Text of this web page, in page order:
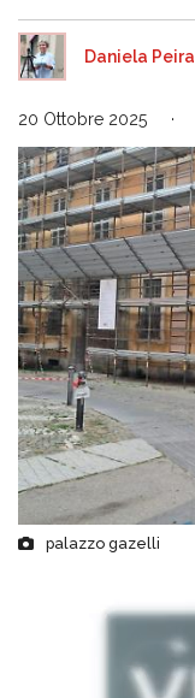
Daniela Peira
20 Ottobre 2025
palazzo gazelli